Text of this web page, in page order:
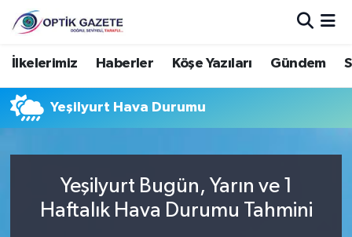
İlkelerimiz Haberler Köşe Yazıları Gündem
Yeşilyurt Hava Durumu
Yeşilyurt Bugün, Yarın ve 1
Haftalık Hava Durumu Tahmini
Nöbetçi Eczaneler
Hava Durumu
Trafik Durumu
Süper Lig Puan Durumu ve Fikstür